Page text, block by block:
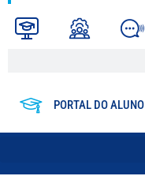
PORTAL DO ALUNO